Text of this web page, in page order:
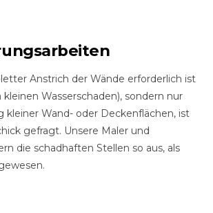
Anstrich der Wände erforderlich ist
kleinen Wasserschaden), sondern nur
kleiner Wand- oder Deckenflächen, ist
gefragt. Unsere Maler und
die schadhaften Stellen so aus, als